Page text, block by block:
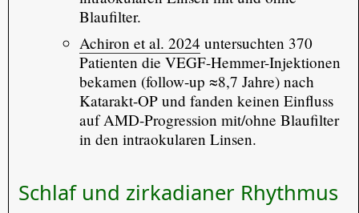
Blaufilter.
Achiron et al. 2024 untersuchten 370
Patienten die VEGF-Hemmer-Injektionen
bekamen (follow-up ≈8,7 Jahre) nach
Katarakt-OP und fanden keinen Einfluss
auf AMD-Progression mit/ohne Blaufilter
in den intraokularen Linsen.
Schlaf und zirkadianer Rhythmus